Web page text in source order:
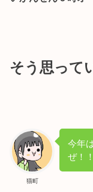
そう思って
猫町
今年
ぜ！！